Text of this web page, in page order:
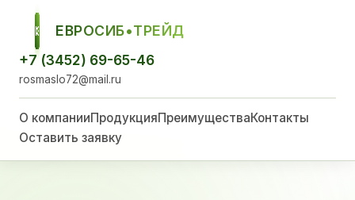
ЕСТ
ЕВРОСИБ•ТРЕЙД
+7 (3452) 69-65-46
rosmaslo72@mail.ru
О компанииПродукцияПреимуществаКонтакты
Оставить заявку